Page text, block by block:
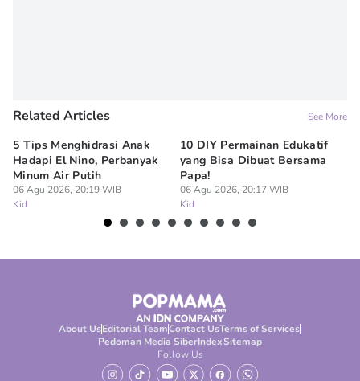
Related Articles See More
5 Tips Menghidrasi Anak
Hadapi El Nino, Perbanyak
Minum Air Putih
06 Agu 2026, 20:19 WIB
Kid
10 DIY Permainan Edukatif
yang Bisa Dibuat Bersama
Papa!
06 Agu 2026, 20:17 WIB
Kid
About UsEditorial TeamContact UsTerms of Services
Pedoman Media SiberIndexSitemap
Follow Us